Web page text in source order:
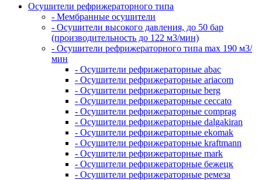
Осушители рефрижераторного типа
- Мембранные осушители
- Осушители высокого давления, до 50 бар
(производительность до 122 м3/мин)
- Осушители рефрижераторного типа max 190 м3/
мин
- Осушители рефрижераторные abac
- Осушители рефрижераторные ariacom
- Осушители рефрижераторные berg
- Осушители рефрижераторные ceccato
- Осушители рефрижераторные comprag
- Осушители рефрижераторные dalgakiran
- Осушители рефрижераторные ekomak
- Осушители рефрижераторные kraftmann
- Осушители рефрижераторные mark
- Осушители рефрижераторные бежецк
- Осушители рефрижераторные ремеза